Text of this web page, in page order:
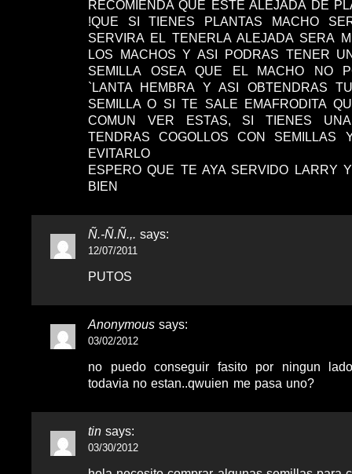
RECOMIENDA QUE ESTE ALEJADA DE
!QUE SI TIENES PLANTAS MACHO
SERVIRA EL TENERLA ALEJADA SERA
LOS MACHOS Y ASI PODRAS TENER
SEMILLA OSEA QUE EL MACHO NO
`LANTA HEMBRA Y ASI OBTENDRAS
SEMILLA O SI TE SALE EMAFRODITA
COMUN VER ESTAS, SI TIENES UNA
TENDRAS COGOLLOS CON SEMILLAS
EVITARLO
ESPERO QUE TE AYA SERVIDO LARRY
BIEN
Ñ.-Ñ.Ñ.,. says:
12/07/2011
PUTOS
Anonymous says:
03/02/2012
no puedo conseguir fasito por ningun
todavia no estan..qwuien me pasa uno?
tin says:
03/30/2012